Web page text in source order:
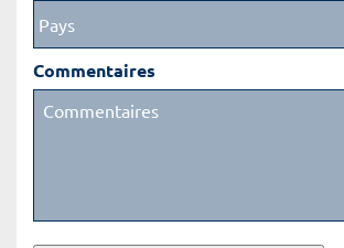
Commentaires